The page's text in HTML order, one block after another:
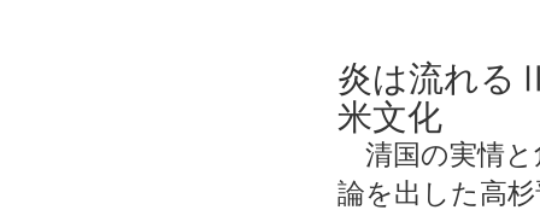
炎は流れ
米文化
清国の実情と
論を出した高